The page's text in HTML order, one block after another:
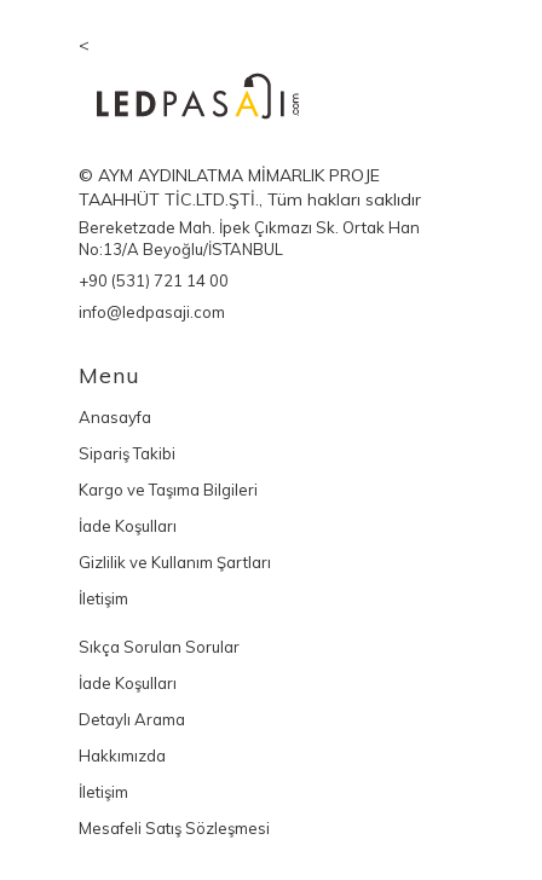
<
© AYM AYDINLATMA MİMARLIK PROJE
TAAHHÜT TİC.LTD.ŞTİ., Tüm hakları saklıdır
Bereketzade Mah. İpek Çıkmazı Sk. Ortak Han
No:13/A Beyoğlu/İSTANBUL
+90 (531) 721 14 00
info@ledpasaji.com
Menu
Anasayfa
Sipariş Takibi
Kargo ve Taşıma Bilgileri
İade Koşulları
Gizlilik ve Kullanım Şartları
İletişim
Sıkça Sorulan Sorular
İade Koşulları
Detaylı Arama
Hakkımızda
İletişim
Mesafeli Satış Sözleşmesi